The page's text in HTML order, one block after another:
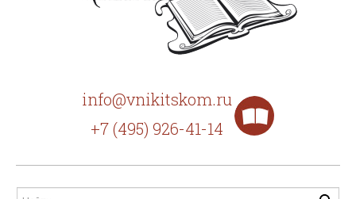
info@vnikitskom.ru
+7 (495) 926-41-14